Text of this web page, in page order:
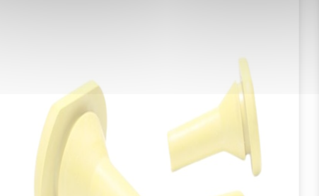
par gravité et non par pression limite les risques
facile.